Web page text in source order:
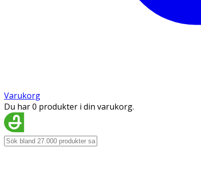
Varukorg
Du har 0 produkter i din varukorg.